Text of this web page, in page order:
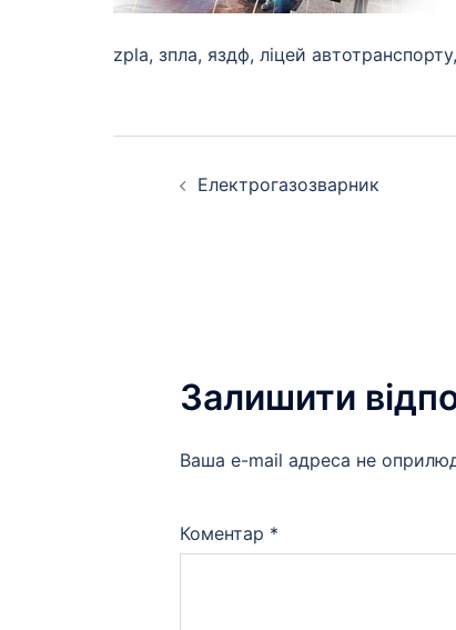
zpla, зпла, яздф, ліцей
Електрогазозварник
Залишити
Ваша e-mail адреса не
Коментар *